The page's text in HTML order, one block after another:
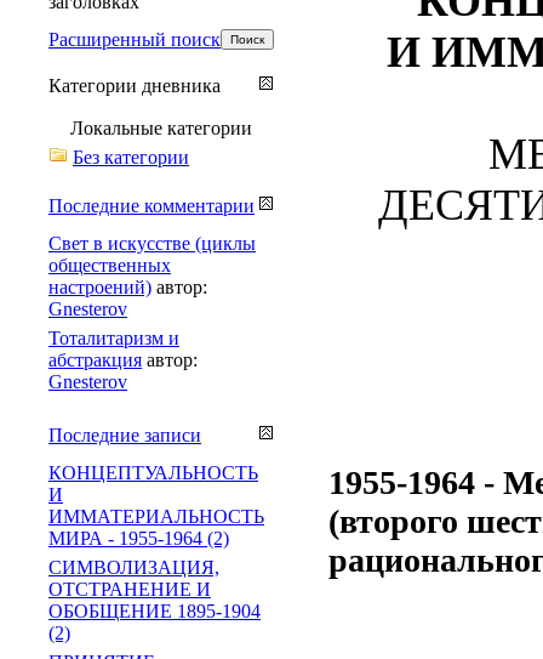
И
1955-1964 -
(второго
Расширенный поиск
Категории дневника
Локальные категории
Без категории
Последние комментарии
Свет в искусстве (циклы
общественных
настроений) автор:
Gnesterov
Тоталитаризм и
абстракция автор:
Gnesterov
Последние записи
КОНЦЕПТУАЛЬНОСТЬ
И
ИММАТЕРИАЛЬНОСТЬ
МИРА - 1955-1964 (2)
СИМВОЛИЗАЦИЯ,
ОТСТРАНЕНИЕ И
ОБОБЩЕНИЕ 1895-1904
(2)